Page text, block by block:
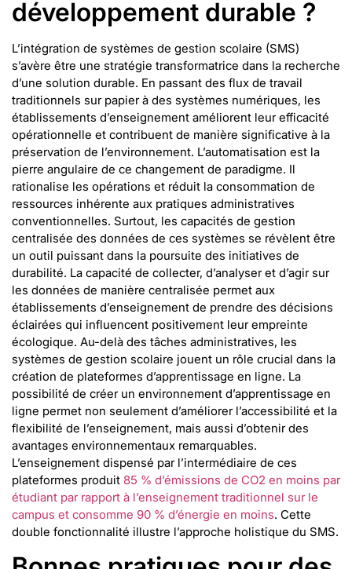
développement durable ?
L’intégration de systèmes de gestion scolaire (SMS)
s’avère être une stratégie transformatrice dans la recherche
d’une solution durable. En passant des flux de travail
traditionnels sur papier à des systèmes numériques, les
établissements d’enseignement améliorent leur efficacité
opérationnelle et contribuent de manière significative à la
préservation de l’environnement. L’automatisation est la
pierre angulaire de ce changement de paradigme. Il
rationalise les opérations et réduit la consommation de
ressources inhérente aux pratiques administratives
conventionnelles. Surtout, les capacités de gestion
centralisée des données de ces systèmes se révèlent être
un outil puissant dans la poursuite des initiatives de
durabilité. La capacité de collecter, d’analyser et d’agir sur
les données de manière centralisée permet aux
établissements d’enseignement de prendre des décisions
éclairées qui influencent positivement leur empreinte
écologique. Au-delà des tâches administratives, les
systèmes de gestion scolaire jouent un rôle crucial dans la
création de plateformes d’apprentissage en ligne. La
possibilité de créer un environnement d’apprentissage en
ligne permet non seulement d’améliorer l’accessibilité et la
flexibilité de l’enseignement, mais aussi d’obtenir des
avantages environnementaux remarquables.
L’enseignement dispensé par l’intermédiaire de ces
plateformes produit 85 % d’émissions de CO2 en moins par
étudiant par rapport à l’enseignement traditionnel sur le
campus et consomme 90 % d’énergie en moins. Cette
double fonctionnalité illustre l’approche holistique du SMS.